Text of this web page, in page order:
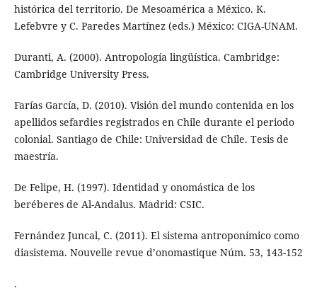
histórica del territorio. De Mesoamérica a México. K.
Lefebvre y C. Paredes Martínez (eds.) México: CIGA-UNAM.
Duranti, A. (2000). Antropología lingüística. Cambridge:
Cambridge University Press.
Farías García, D. (2010). Visión del mundo contenida en los
apellidos sefardies registrados en Chile durante el periodo
colonial. Santiago de Chile: Universidad de Chile. Tesis de
maestría.
De Felipe, H. (1997). Identidad y onomástica de los
beréberes de Al-Andalus. Madrid: CSIC.
Fernández Juncal, C. (2011). El sistema antroponímico como
diasistema. Nouvelle revue d’onomastique Núm. 53, 143-152
.